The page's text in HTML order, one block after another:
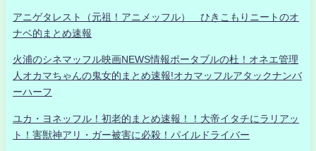
アニゲタレスト（元祖！アニメッフル） ひきこもりニートのオ
ナベ的まとめ速報
火浦のシネマッフル映画NEWS情報ポータブルの杜！オネエ管理
人オカマちゃんの鬼女的まとめ速報!オカマッフルアタックナンバ
ーハーフ
ユカ・ヨネッフル！初老的まとめ速報！！大帝イタチにラリアッ
ト！害獣神アリ・ガー被害に必殺！パイルドライバー